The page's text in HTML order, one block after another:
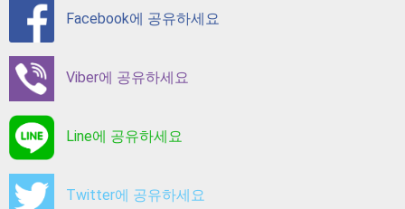
Facebook에 공유하세요
Viber에 공유하세요
Line에 공유하세요
Twitter에 공유하세요